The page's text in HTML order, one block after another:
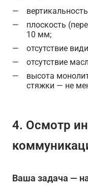
плоскость
10 мм;
отсутствие
отсутствие
высота
стяжки — не
4. Осмотр
Ваша задача —